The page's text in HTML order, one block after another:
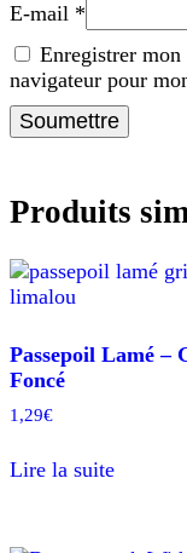
E-mail *
Enregistrer
navigateur pour
Produits
Passepoil Lamé –
Foncé
1,29€
Lire la suite